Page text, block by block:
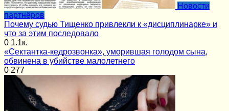
Новости
партнёров
Почему судью Тищенко привлекли к «дисциплинарке» и
что за этим последовало
0 1.1к.
«Сектантка-кедрозвонка», уморившая голодом сына,
обвинена в убийстве малолетнего
0 277